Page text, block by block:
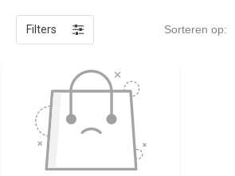
Filters Sorteren op: